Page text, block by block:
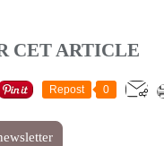
CET ARTICLE
Repost 0